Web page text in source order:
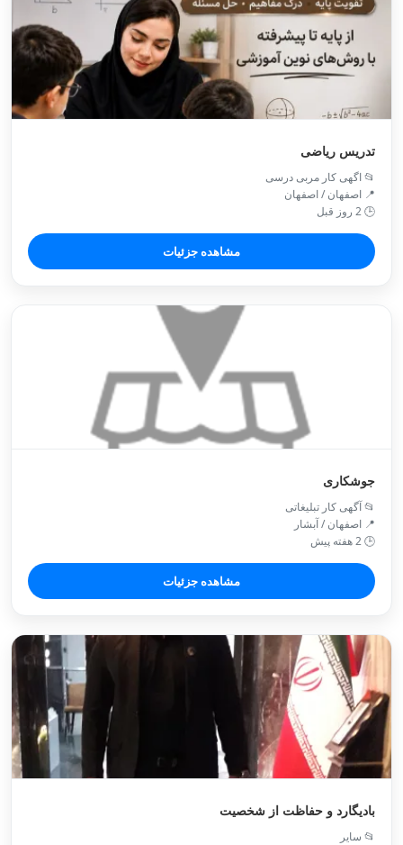
تدریس ریاضی
📂 اگهی کار مربی درسی
📍 اصفهان / اصفهان
🕒 2 روز قبل
مشاهده جزئیات
جوشکاری
📂 آگهی کار تبلیغاتی
📍 اصفهان / آبشار
🕒 2 هفته پیش
مشاهده جزئیات
بادیگارد و حفاظت از شخصیت
📂 سایر